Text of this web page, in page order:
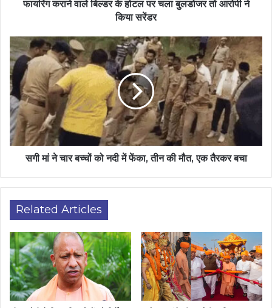
फायरिंग कराने वाले बिल्डर के होटल पर चला बुलडोजर तो आरोपी ने
किया सरेंडर
सगी मां ने चार बच्चों को नदी में फेंका, तीन की मौत, एक तैरकर बचा
Related Articles